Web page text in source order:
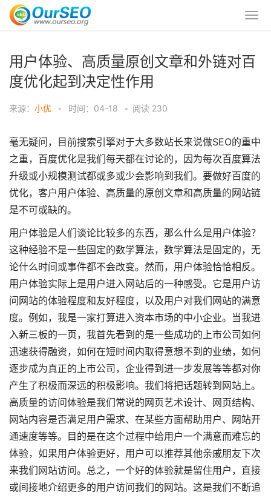
用户体验、高质量原创文章和外链对百
度优化起到决定性作用
来源： 小优 • 时间：04-18 • 阅读 230
毫无疑问，目前搜索引擎对于大多数站长来说做SEO的重中
之重，百度优化是我们每天都在讨论的，因为每次百度算法
升级或小规模测试都或多或少会影响到我们。要做好百度的
优化，客户用户体验、高质量的原创文章和高质量的网站链
是不可或缺的。
用户体验是人们谈论比较多的东西，那么什么是用户体验？
这种经验不是一些固定的数学算法，数学算法是固定的，无
论什么时间或事件都不会改变。然而，用户体验恰恰相反。
用户体验实际上是用户进入网站后的一种感受。它是用户访
问网站的体验程度和友好程度，以及用户对我们网站的满意
度。例如，我是一家打算进入资本市场的中小企业。当我进
入新三板的一页，我首先看到的是一些成功的上市公司如何
迅速获得融资，如何在短时间内取得意想不到的业绩，如何
逐步成为真正的上市公司，企业得到进一步发展等等都对你
产生了积极而深远的积极影响。我们将把话题转到网站上。
高质量的访问体验是我们常说的网页艺术设计、网页结构、
网站内容是否满足用户需求、在某些方面帮助用户、网站开
通速度等等。目的是在这个过程中给用户一个满意而难忘的
体验，如果用户体验更好，用户可以推荐其他亲戚朋友下次
来我们网站访问。总之，一个好的体验就是留住用户，直接
或间接地介绍更多的用户访问我们的网站。这是我们不断追